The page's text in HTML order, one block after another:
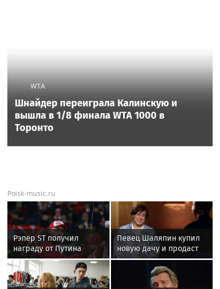
WTA
Шнайдер переиграла Калинскую и
вышла в 1/8 финала WTA 1000 в
Торонто
Poisk-music.ru
Рэпер ST получил
награду от Путина
Певец Шаляпин купил
новую дачу и продаст
старую